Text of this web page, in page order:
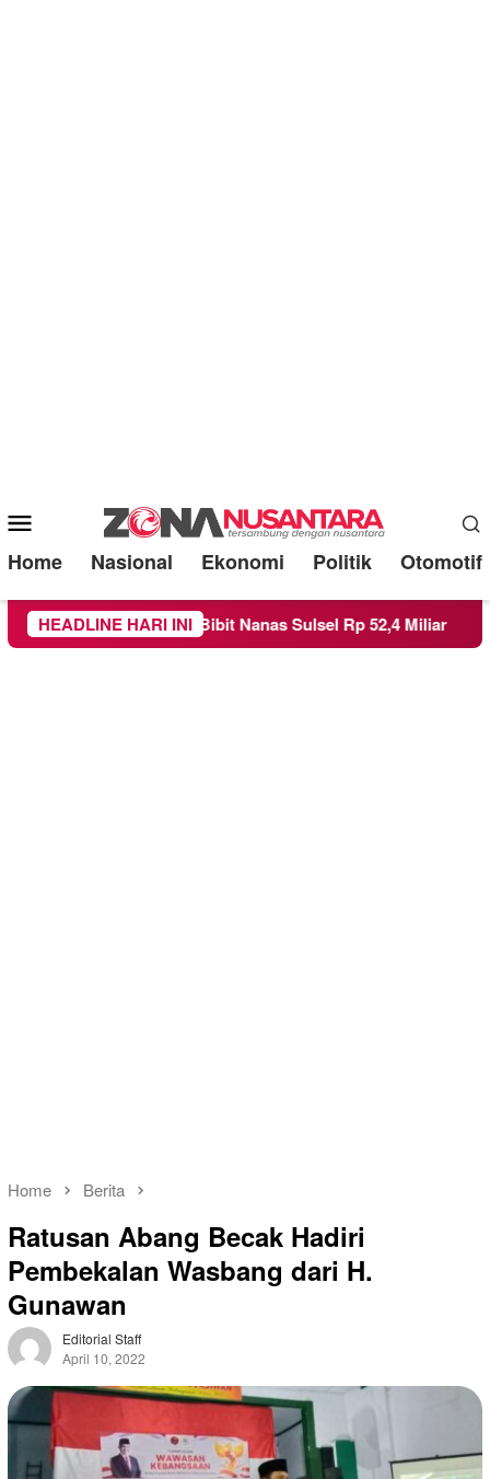
Mobile
Menu
Home Nasional Ekonomi Politik Otomotif
HEADLINE HARI INI
Bibit Nanas Sulsel Rp 52,4 Miliar Pemkot
Home Berita
Ratusan Abang Becak Hadiri
Pembekalan Wasbang dari H.
Gunawan
Editorial Staff
April 10, 2022